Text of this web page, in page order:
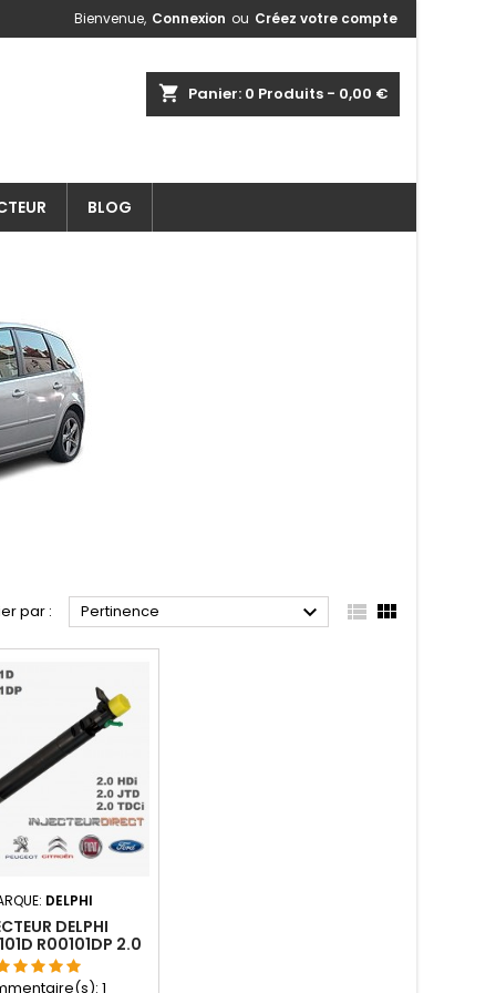
Bienvenue, Connexion ou Créez votre compte
shopping_cart Panier: 0 Produits - 0,00 €
BLOG
par : Pertinence   
DELPHI
DELPHI
R00101DP 2.0
2.0 TDCI
1